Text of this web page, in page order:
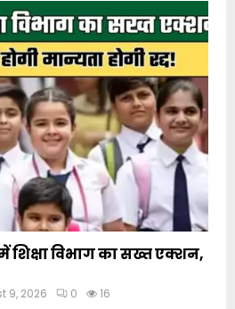
शिक्षा विभाग का सख्त एक्शन,
9, 2026 0 16